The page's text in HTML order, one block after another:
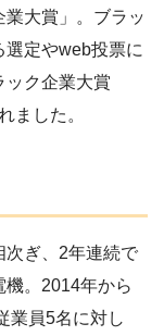
大賞」。ブラッ
選定やweb投票に
ック企業大賞
ました。
次ぎ、2年連続で
。2014年から
業員5名に対し